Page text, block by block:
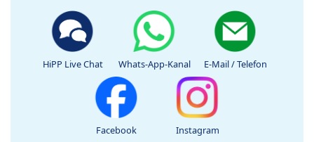
HiPP Live Chat Whats-App-Kanal E-Mail / Telefon
Facebook Instagram